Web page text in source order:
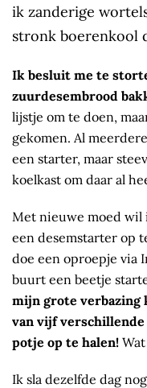
ik zanderige
stronk boerenkool
Ik besluit me te
zuurdesembrood
lijstje om te doen,
gekomen. Al
een starter, maar
koelkast om daar al
Met nieuwe moed wil
een desemstarter op
doe een oproepje via
buurt een beetje
mijn grote verbazing
van vijf verschillende
potje op te halen!
Ik sla dezelfde dag